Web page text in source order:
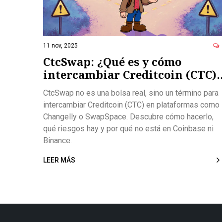
11 nov, 2025
CtcSwap: ¿Qué es y cómo
intercambiar Creditcoin (CTC)
en 2025?
CtcSwap no es una bolsa real, sino un término para
intercambiar Creditcoin (CTC) en plataformas como
Changelly o SwapSpace. Descubre cómo hacerlo,
qué riesgos hay y por qué no está en Coinbase ni
Binance.
LEER MÁS